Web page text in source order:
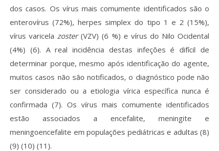
dos casos. Os vírus mais comumente identificados são o
enterovírus (72%), herpes simplex do tipo 1 e 2 (15%),
vírus varicelazoster(VZV) (6 %) e vírus do Nilo Ocidental
(4%) (6). A real incidência destas infeções é difícil de
determinar porque, mesmo após identificação do agente,
muitos casos não são notificados, o diagnóstico pode não
ser considerado ou a etiologia vírica específica nunca é
confirmada (7). Os vírus mais comumente identificados
estão associados a encefalite, meningite e
meningoencefalite em populações pediátricas e adultas (8)
(9) (10) (11).